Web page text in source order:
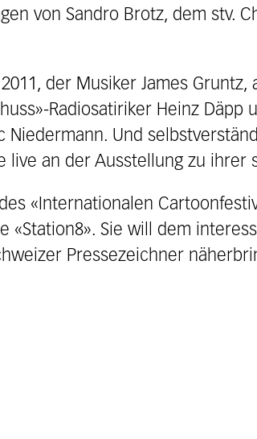
von Sandro Brotz, dem stv.
der Musiker James Gruntz,
Radiosatiriker Heinz Däpp
Niedermann. Und
an der Ausstellung zu ihrer
«Internationalen
«Station8». Sie will dem
Pressezeichner